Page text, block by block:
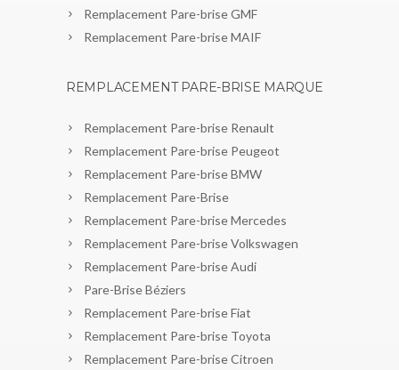
Remplacement Pare-brise GMF
Remplacement Pare-brise MAIF
REMPLACEMENT PARE-BRISE MARQUE
Remplacement Pare-brise Renault
Remplacement Pare-brise Peugeot
Remplacement Pare-brise BMW
Remplacement Pare-Brise
Remplacement Pare-brise Mercedes
Remplacement Pare-brise Volkswagen
Remplacement Pare-brise Audi
Pare-Brise Béziers
Remplacement Pare-brise Fiat
Remplacement Pare-brise Toyota
Remplacement Pare-brise Citroen